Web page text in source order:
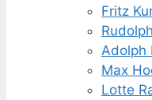
Fritz
Adolph
Max
Lotte